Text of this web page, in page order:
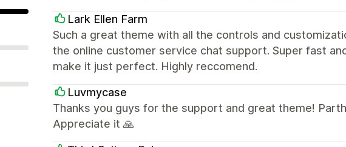
Lark Ellen Farm
Such a great theme with all the controls and
the online customer service chat support. Super fast
make it just perfect. Highly reccomend.
Luvmycase
Thanks you guys for the support and great theme!
Appreciate it 🙏